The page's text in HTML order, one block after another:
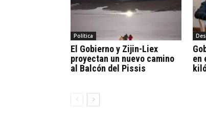
Política
El Gobierno y Zijin-Liex
proyectan un nuevo camino
al Balcón del Pissis
en